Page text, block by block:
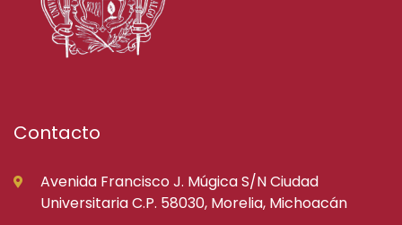
Contacto
Avenida Francisco J. Múgica S/N Ciudad
Universitaria C.P. 58030, Morelia, Michoacán